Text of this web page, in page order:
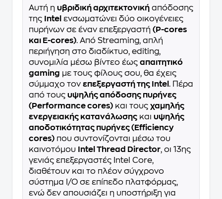
Αυτή η υβριδική αρχιτεκτονική απόδοσης
της
Intel ενσωματώνει δύο οικογένειες
πυρήνων σε έναν επεξεργαστή (P-cores
και E-cores). Από Streaming, απλή
περιήγηση στο διαδίκτυο, editing,
συνομιλία μέσω βίντεο έως απαιτητικό
gaming με τους φίλους σου, θα έχεις
σύμμαχο τον επεξεργαστή της Intel . Πέρα
από τους υψηλής απόδοσης πυρήνες
(Performance cores) και τους χαμηλής
ενεργειακής κατανάλωσης και υψηλής
αποδοτικότητας πυρήνες (Efficiency
cores) που συντονίζονται μέσω του
καινοτόμου
Intel Thread Director, οι 13ης
γενιάς επεξεργαστές Intel Core,
διαθέτουν και το πλέον σύγχρονο
σύστημα I/O σε επίπεδο πλατφόρμας,
ενώ δεν απουσιάζει η υποστήριξη για